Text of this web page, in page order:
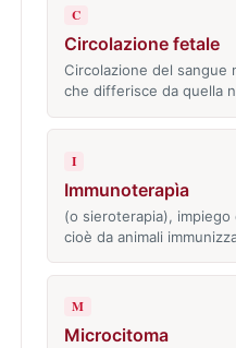
C
Circolazione fetale
Circolazione del sangue
che differisce da quella
I
Immunoterapìa
(o sieroterapia),
cioè da animali
M
Microcitoma